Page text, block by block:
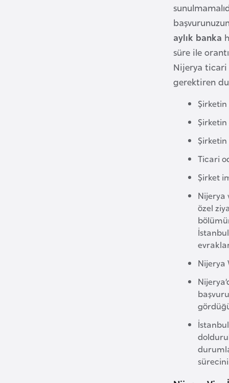
aylık banka
süre ile
Nijerya ticari
gerektiren
Şirketin
Ticari
Şirket
Nijerya
özel
Nijerya